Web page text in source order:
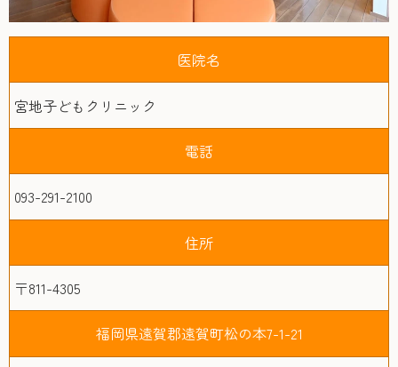
医院名
宮地子どもクリニック
電話
093-291-2100
住所
〒811-4305
福岡県遠賀郡遠賀町松の本7-1-21